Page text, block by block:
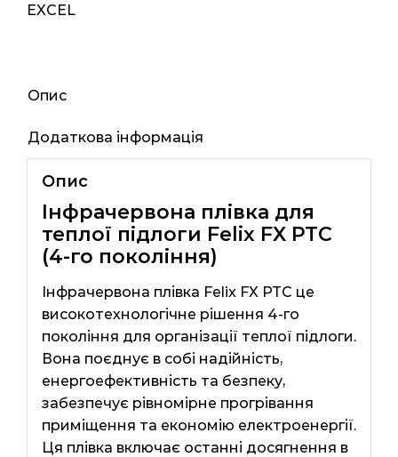
EXCEL
Опис
Додаткова інформація
Опис
Інфрачервона плівка для
теплої підлоги Felix FX PTC
(4-го покоління)
Інфрачервона плівка Felix FX PTC це
високотехнологічне рішення 4-го
покоління для організації теплої підлоги.
Вона поєднує в собі надійність,
енергоефективність та безпеку,
забезпечує рівномірне прогрівання
приміщення та економію електроенергії.
Ця плівка включає останні досягнення в